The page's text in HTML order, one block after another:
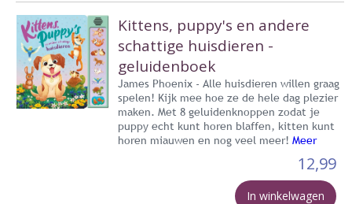
Kittens, puppy's en andere
schattige huisdieren -
geluidenboek
James Phoenix - Alle huisdieren willen graag
spelen! Kijk mee hoe ze de hele dag plezier
maken. Met 8 geluidenknoppen zodat je
puppy echt kunt horen blaffen, kitten kunt
horen miauwen en nog veel meer! Meer
12,99
In winkelwagen